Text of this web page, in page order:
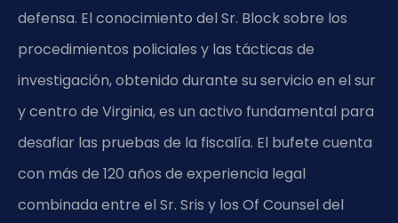
defensa. El conocimiento del Sr. Block sobre los
procedimientos policiales y las tácticas de
investigación, obtenido durante su servicio en el sur
y centro de Virginia, es un activo fundamental para
desafiar las pruebas de la fiscalía. El bufete cuenta
con más de 120 años de experiencia legal
combinada entre el Sr. Sris y los Of Counsel del